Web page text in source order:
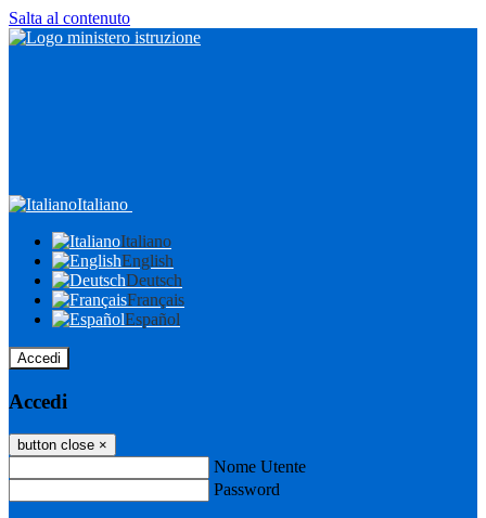
Salta al contenuto
Italiano
Italiano
English
Deutsch
Français
Español
Accedi
Accedi
button close ×
Nome Utente
Password